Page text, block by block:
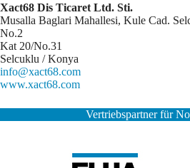
Xact68 Dis Ticaret Ltd. Sti.
Musalla Baglari Mahallesi, Kule Cad.
No.2
Kat 20/No.31
Selcuklu / Konya
info@xact68.com
www.xact68.com
Vertriebspartner für